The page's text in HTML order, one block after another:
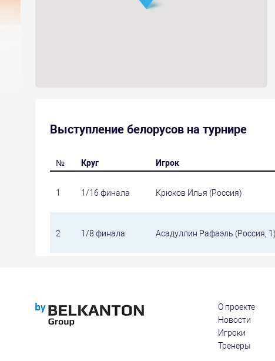
Выступление белорусов на турнире
№ Круг Игрок
1 1/16 финала Крюков Илья (Россия)
2 1/8 финала Асадуллин Рафаэль (Россия,
О проекте
Новости
Игроки
Тренеры